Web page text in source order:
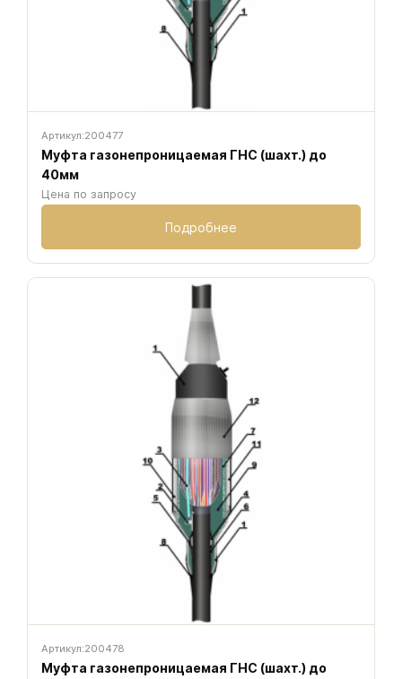
Артикул:200477
Муфта газонепроницаемая ГНС (шахт.) до
40мм
Цена по запросу
Подробнее
Артикул:200478
Муфта газонепроницаемая ГНС (шахт.) до